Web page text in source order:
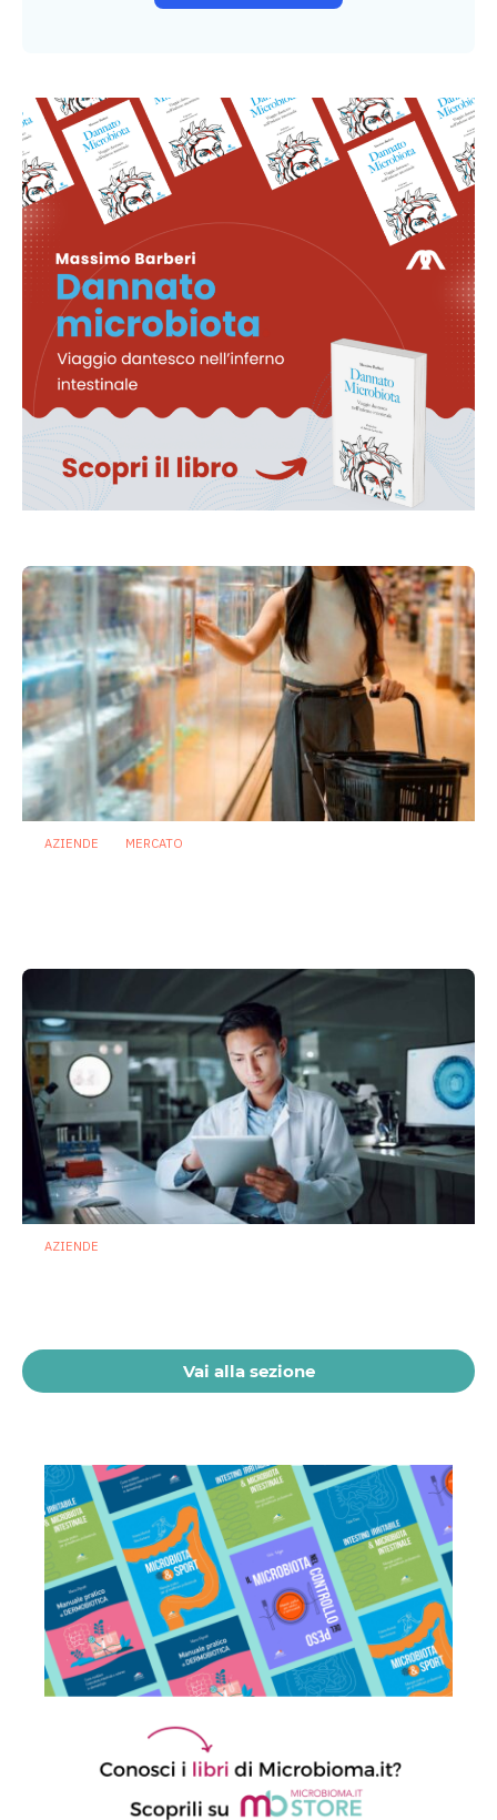
AZIENDE MERCATO
AZIENDE
Vai alla sezione